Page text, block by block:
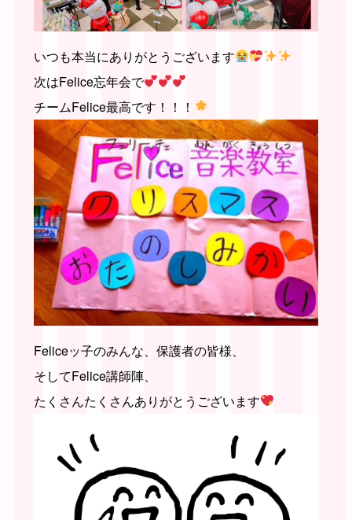
いつも本当にありがとうございます
次はFelice忘年会で
チームFelice最高です！！！
Feliceッ子のみんな、保護者の皆様、
そしてFelice講師陣、
たくさんたくさんありがとうございます